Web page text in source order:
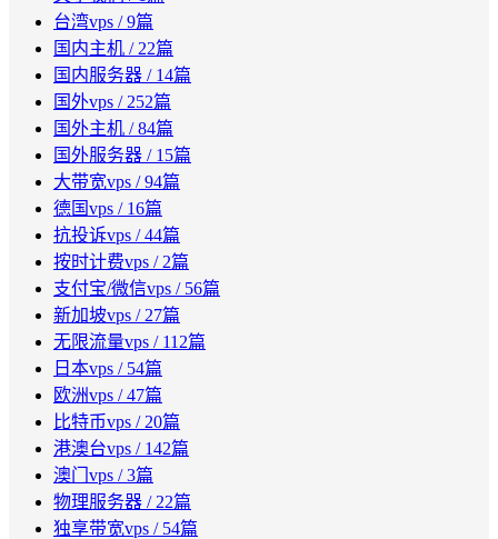
台湾vps / 9篇
国内主机 / 22篇
国内服务器 / 14篇
国外vps / 252篇
国外主机 / 84篇
国外服务器 / 15篇
大带宽vps / 94篇
德国vps / 16篇
抗投诉vps / 44篇
按时计费vps / 2篇
支付宝/微信vps / 56篇
新加坡vps / 27篇
无限流量vps / 112篇
日本vps / 54篇
欧洲vps / 47篇
比特币vps / 20篇
港澳台vps / 142篇
澳门vps / 3篇
物理服务器 / 22篇
独享带宽vps / 54篇